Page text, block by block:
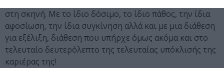
στη σκηνή. Με το ίδιο δόσιμο, το ίδιο πάθος, την ίδια
αφοσίωση, την ίδια συγκίνηση αλλά και με μια διάθεση
για εξέλιξη, διάθεση που υπήρχε όμως ακόμα και στο
τελευταίο δευτερόλεπτο της τελευταίας υπόκλισής της
καριέρας της!